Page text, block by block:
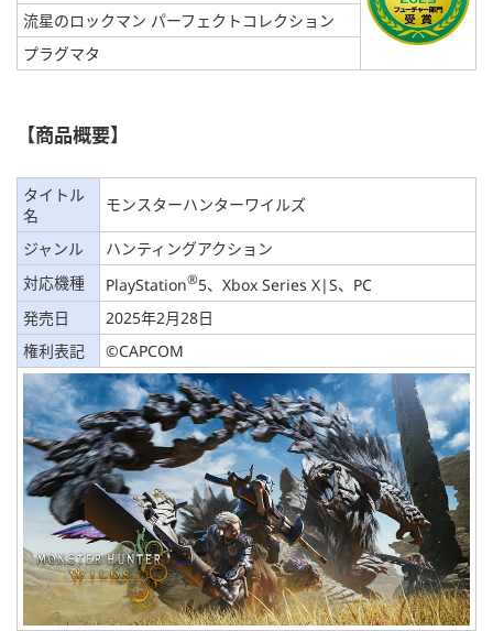
流星のロックマン パーフェクトコレクション
プラグマタ
【商品概要】
タイトル
名
モンスターハンターワイルズ
ジャンル
ハンティングアクション
対応機種
PlayStation®5、Xbox Series X|S、PC
発売日
2025年2月28日
権利表記
©CAPCOM